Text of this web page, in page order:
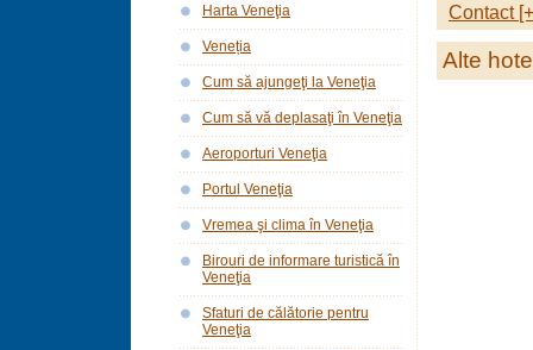
Contact
Alte
Harta Veneţia
Veneția
Cum să ajungeţi la Veneţia
Cum să vă deplasaţi în Veneţia
Aeroporturi Veneţia
Portul Veneţia
Vremea şi clima în Veneţia
Birouri de informare turistică în
Veneţia
Sfaturi de călătorie pentru
Veneţia